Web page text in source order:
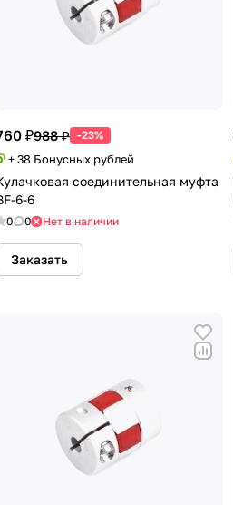
₽988 ₽ -23%
+ 38 Бонусных рублей
соединительная муфта
6-6
0 0 Нет в наличии
Заказать